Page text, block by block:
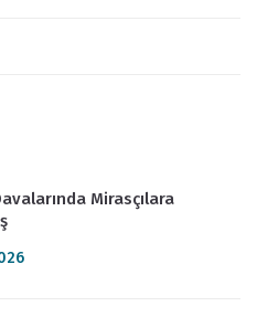
Mirasçılara